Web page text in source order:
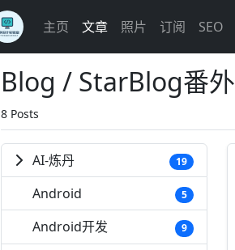
主页 文章 照片 订阅 SEO
Blog / StarBlog番外
8 Posts
AI-炼丹 19
Android 5
Android开发 9